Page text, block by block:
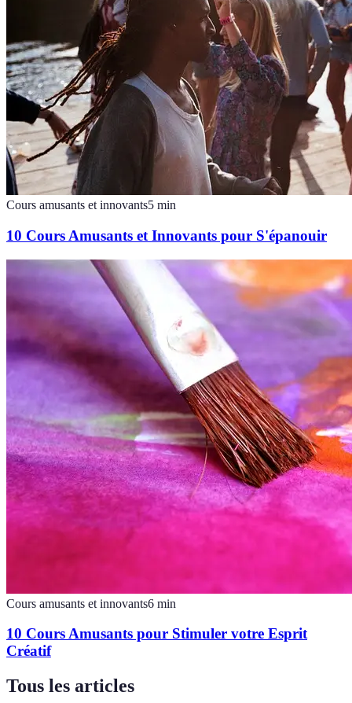
Cours amusants et innovants5 min
10 Cours Amusants et Innovants pour S'épanouir
Cours amusants et innovants6 min
10 Cours Amusants pour Stimuler votre Esprit
Créatif
Tous les articles